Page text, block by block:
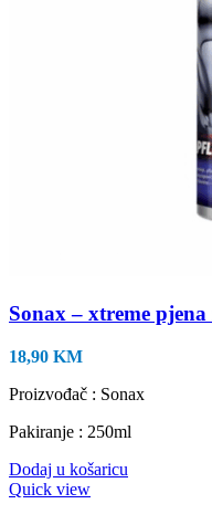
Sonax – xtreme
18,90 KM
Proizvođač : Sonax
Pakiranje : 250ml
Dodaj u košaricu
Quick view